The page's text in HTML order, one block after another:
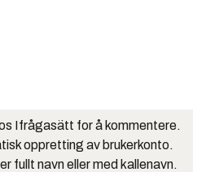
Ifrågasätt for å kommentere.
oppretting av brukerkonto.
fullt navn eller med kallenavn.